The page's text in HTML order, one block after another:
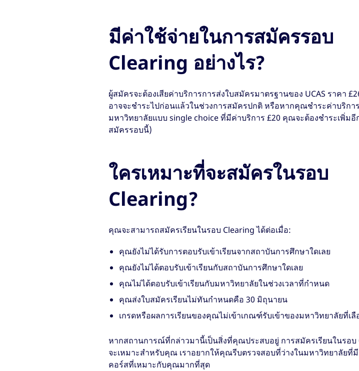
มีค่าใช้จ่ายในการสมัครรอบ
Clearing อย่างไร?
ผู้สมัครจะต้องเสียค่าบริการการส่งใบสมัครมาตรฐานของ UCAS ราคา
อาจจะชำระไปก่อนแล้วในช่วงการสมัครปกติ หรือหากคุณชำระค่าบริกา
มหาวิทยาลัยแบบ single choice ที่มีค่าบริการ £20 คุณจะต้องชำระเพิ่มอี
สมัครรอบนี้)
ใครเหมาะที่จะสมัครในรอบ
Clearing?
คุณจะสามารถสมัครเรียนในรอบ Clearing ได้ต่อเมื่อ:
คุณยังไม่ได้รับการตอบรับเข้าเรียนจากสถาบันการศึกษาใดเลย
คุณยังไม่ได้ตอบรับเข้าเรียนกับสถาบันการศึกษาใดเลย
คุณไม่ได้ตอบรับเข้าเรียนกับมหาวิทยาลัยในช่วงเวลาที่กำหนด
คุณส่งใบสมัครเรียนไม่ทันกำหนดคือ 30 มิถุนายน
เกรดหรือผลการเรียนของคุณไม่เข้าเกณฑ์รับเข้าของมหาวิทยาลัยที่เลื
หากสถานการณ์ที่กล่าวมานี้เป็นสิ่งที่คุณประสบอยู่ การสมัครเรียนในรอบ
จะเหมาะสำหรับคุณ เราอยากให้คุณรีบตรวจสอบที่ว่างในมหาวิทยาลัยที่มี
คอร์สที่เหมาะกับคุณมากที่สุด